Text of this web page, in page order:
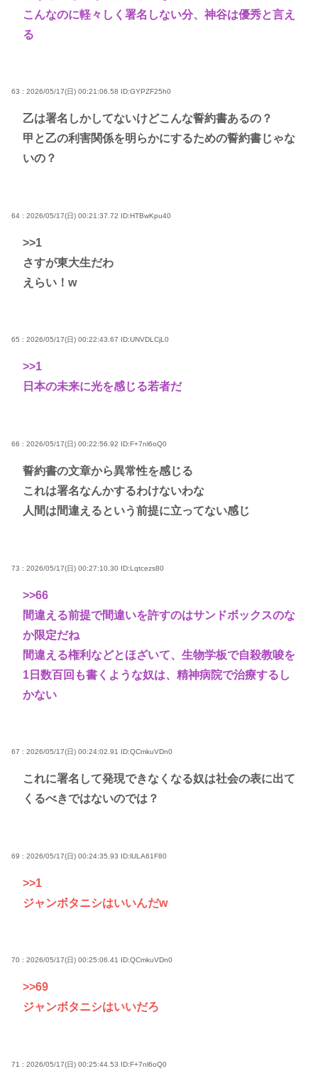
こんなのに軽々しく署名しない分、神谷は優秀と言え
る
63 : 2026/05/17(日) 00:21:06.58 ID:GYPZF25h0
乙は署名しかしてないけどこんな誓約書あるの？
甲と乙の利害関係を明らかにするための誓約書じゃな
いの？
64 : 2026/05/17(日) 00:21:37.72 ID:HTBwKpu40
>>1
さすが東大生だわ
えらい！w
65 : 2026/05/17(日) 00:22:43.67 ID:UNVDLCjL0
>>1
日本の未来に光を感じる若者だ
66 : 2026/05/17(日) 00:22:56.92 ID:F+7nl6oQ0
誓約書の文章から異常性を感じる
これは署名なんかするわけないわな
人間は間違えるという前提に立ってない感じ
73 : 2026/05/17(日) 00:27:10.30 ID:Lqtcezs80
>>66
間違える前提で間違いを許すのはサンドボックスのな
か限定だね
間違える権利などとほざいて、生物学板で自殺教唆を
1日数百回も書くような奴は、精神病院で治療するし
かない
67 : 2026/05/17(日) 00:24:02.91 ID:QCmkuVDn0
これに署名して発現できなくなる奴は社会の表に出て
くるべきではないのでは？
69 : 2026/05/17(日) 00:24:35.93 ID:lULA61F80
>>1
ジャンボタニシはいいんだw
70 : 2026/05/17(日) 00:25:06.41 ID:QCmkuVDn0
>>69
ジャンボタニシはいいだろ
71 : 2026/05/17(日) 00:25:44.53 ID:F+7nl6oQ0